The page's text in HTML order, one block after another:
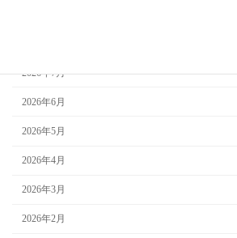
2026年7月
2026年6月
2026年5月
2026年4月
2026年3月
2026年2月